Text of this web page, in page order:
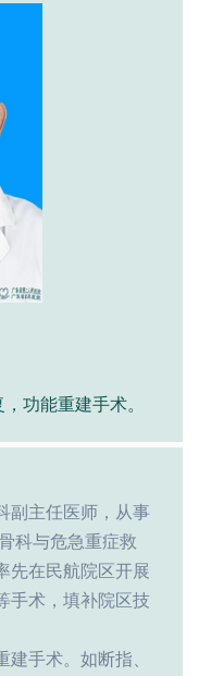
功能重建手术。
副主任医师，从事
科与危急重症救
先在民航院区开展
手术，填补院区技
手术。如断指、